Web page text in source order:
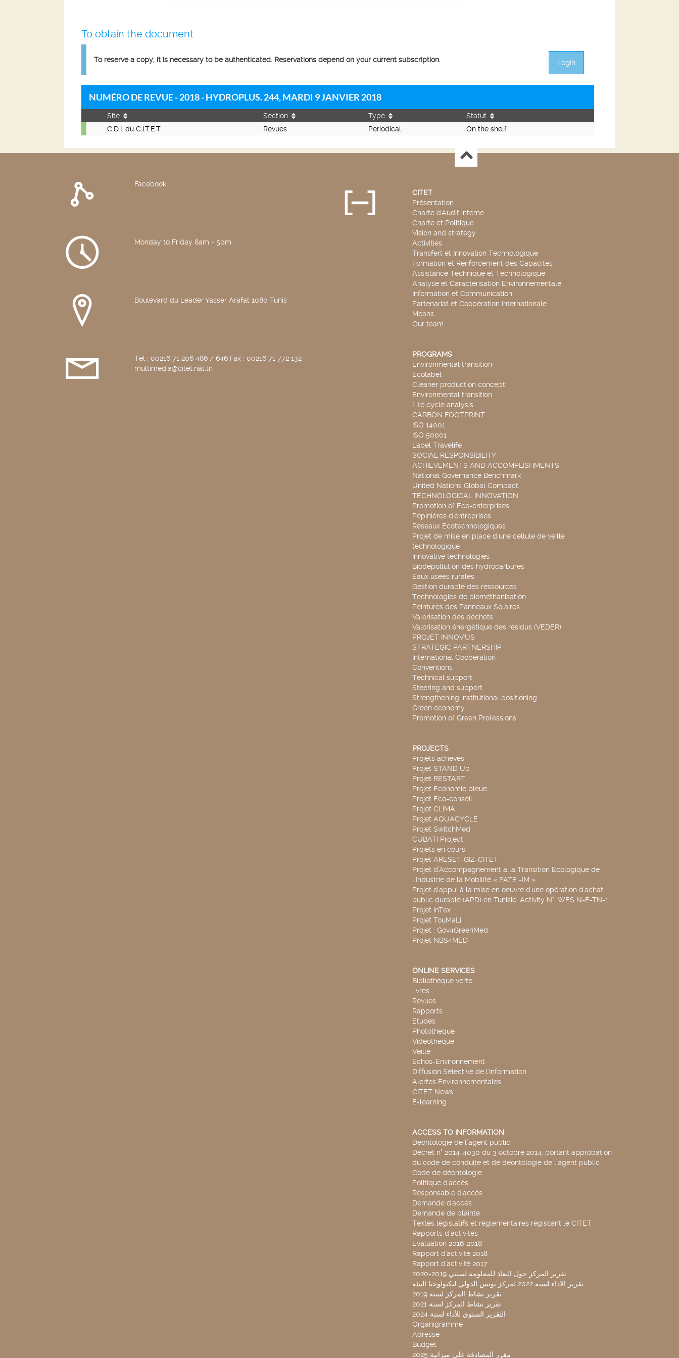
To obtain the document
To reserve a copy, it is necessary to be authenticated. Reservations depend on your current subscription. Login
NUMÉRO DE REVUE - 2018 - HYDROPLUS. 244, MARDI 9 JANVIER 2018
Numéro
de
revue
Hydroplus.
244,
2018
Site Section Type
Statut
C.D.I. du C.I.T.E.T.
Revues Periodical On the shelf
Facebook
Monday to Friday 8am - 5pm
Boulevard du Leader Yasser Arafat 1080 Tunis
Tél : 00216 71 206 486 / 646 Fax : 00216 71 772 132
multimedia@citet.nat.tn
CITET
Présentation
Charte d'Audit interne
Charte et Politique
Vision and strategy
Activities
Transfert et Innovation Technologique
Formation et Renforcement des Capacités
Assistance Technique et Technologique
Analyse et Caractérisation Environnementale
Information et Communication
Partenariat et Coopération Internationale
Means
Our team
PROGRAMS
Environmental transition
Ecolabel
Cleaner production concept
Environmental transition
Life cycle analysis
CARBON FOOTPRINT
ISO 14001
ISO 50001
Label Travelife
SOCIAL RESPONSIBILITY
ACHIEVEMENTS AND ACCOMPLISHMENTS
National Governance Benchmark
United Nations Global Compact
TECHNOLOGICAL INNOVATION
Promotion of Eco-enterprises
Pépinières d'entreprises
Réseaux Ecotechnologiques
Projet de mise en place d’une cellule de veille
technologique
Innovative technologies
Biodépollution des hydrocarbures
Eaux usées rurales
Gestion durable des ressources
Technologies de biométhanisation
Peintures des Panneaux Solaires
Valorisation des déchets
Valorisation énergétique des résidus (VEDER)
PROJET INNOV'US
STRATEGIC PARTNERSHIP
International Cooperation
Conventions
Technical support
Steering and support
Strengthening institutional positioning
Green economy
Promotion of Green Professions
PROJECTS
Projets achevés
Projet STAND Up
Projet RESTART
Projet Economie bleue
Projet Eco-conseil
Projet CLIMA
Projet AQUACYCLE
Projet SwitchMed
CUBATI Project
Projets en cours
Projet ARESET-GIZ-CITET
Projet d’Accompagnement à la Transition Ecologique de
l’Industrie de la Mobilité « PATE -IM »
Projet d'appui à la mise en oeuvre d'une opération d'achat
public durable (APD) en Tunisie :Activity N°: WES N-E-TN-1
Projet InTex
Projet TouMaLi
Projet : Gov4GreenMed
Projet NBS4MED
ONLINE SERVICES
Bibliothèque verte
livres
Revues
Rapports
Etudes
Photothèque
Vidéothèque
Veille
Echos-Environnement
Diffusion Sélective de l'Information
Alertes Environnementales
CITET News
E-learning
ACCESS TO INFORMATION
Déontologie de l’agent public
Décret n° 2014-4030 du 3 octobre 2014, portant approbation
du code de conduite et de déontologie de l’agent public
Code de déontologie
Politique d'accès
Responsable d'accès
Demande d'accès
Demande de plainte
Textes législatifs et réglementaires régissant le CITET
Rapports d’activités
Evaluation 2016-2018
Rapport d'activité 2018
Rapport d'activité 2017
تقرير المركز حول النفاذ للمعلومة لسنتي 2019-2020
تقرير الاداء لسنة 2022 لمركز تونس الدولي لتكنولوجيا البيئة
تقرير نشاط المركز لسنة 2019
تقرير نشاط المركز لسنة 2021
التقرير السنوي للأداء لسنة 2024
Organigramme
Adresse
Budget
2025 مقرر المصادقة على ميزانية